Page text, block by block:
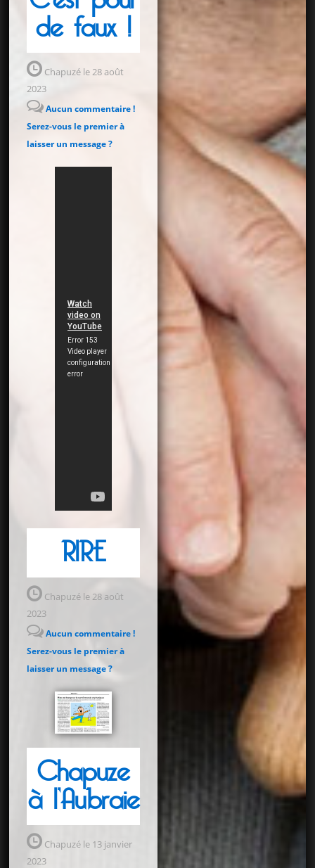
de faux !
Chapuzé le 28 août
2023
Aucun commentaire !
Serez-vous le premier à
laisser un message ?
RIRE
Chapuzé le 28 août
2023
Aucun commentaire !
Serez-vous le premier à
laisser un message ?
Chapuze
à l’Aubraie
Chapuzé le 13 janvier
2023